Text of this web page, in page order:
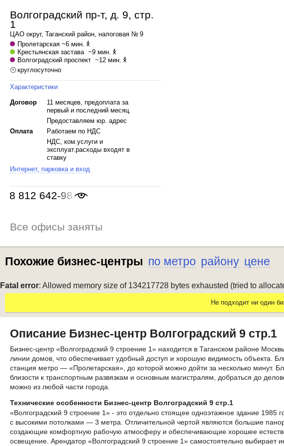
Описание Бизнес-центр Волгоградский 9 стр.1
Бизнес-центр «Волгоградский 9 строение 1» находится в Таганском районе
линии домов, что обеспечивает удобный доступ и хорошую видимость объекта.
станция метро — «Пролетарская», до которой можно дойти за несколько минут.
близости к транспортным развязкам и основным магистралям, добраться до
можно из любой части города.
Технические особенности Бизнес-центр Волгоградский 9 стр.1
«Волгоградский 9 строение 1» - это отдельно стоящее одноэтажное здание 1985
с высокими потолками — 3 метра. Отличительной чертой являются большие
создающие комфортную рабочую атмосферу и обеспечивающие хорошее
освещение. Арендатор «Волгоградский 9 строение 1» самостоятельно выбирает
Волгоградский пр-т, д. 9, стр.
1
ЦАО округ, Таганский район, налоговая № 9
Пролетарская ~6 мин.
Крестьянская застава~9 мин.
Волгоградский проспект ~12 мин.
круглосуточно
Характеристики
Договор
11 месяцев, предоплата за
первый и последний месяц.
Предоставляем юр. адрес
Оплата
Работаем по НДС
НДС, ком.услуги и
эксплуат.расходы входят в
ставку
Интернет, парковка и вход
8 812 642-98-46
Все офисы заняты
Похожие бизнес-центры по метро району цене
Fatal error: Allowed memory size of 134217728 bytes exhausted (tried to
Не подходит ни один